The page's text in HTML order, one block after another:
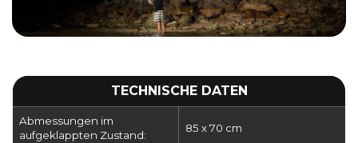
TECHNISCHE DATEN
Abmessungen im
aufgeklappten Zustand:
85 x 70 cm